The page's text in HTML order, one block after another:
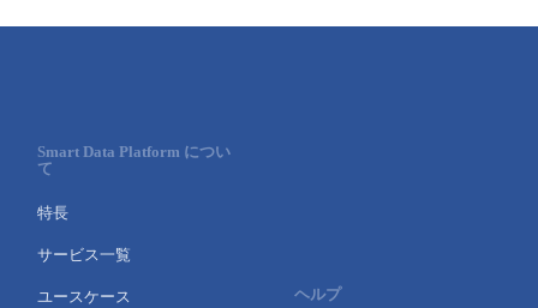
Smart Data Platform につい
て
特長
サービス一覧
ユースケース ヘルプ